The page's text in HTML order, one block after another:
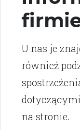
U nas je
również
na stronie.